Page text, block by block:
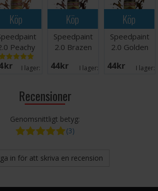
Köp
Peachy
Flesh
SEK I lager:
Köp
Speedpaint
2.0 Brazen
44 SEK I lager:
Köp
Speedpaint
2.0 Golden
44 SEK I lager:
Recensioner
Genomsnittligt betyg:
(3)
in för att skriva en recension